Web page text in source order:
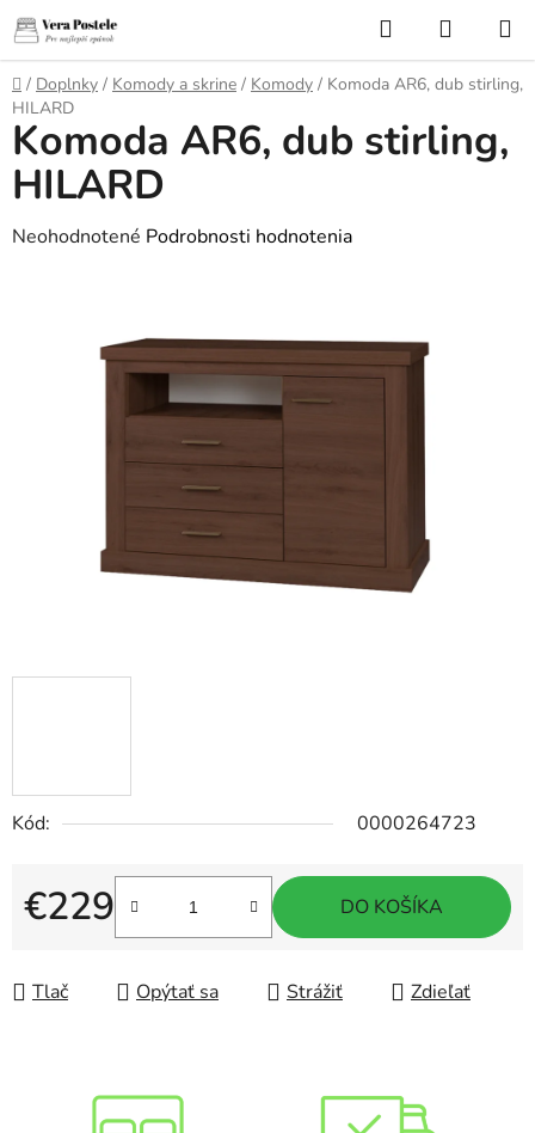
Prejsť
na
obsah
Hľadať
KOŠÍK
Domov
/ Doplnky / Komody a skrine / Komody / Komoda AR6, dub stirling,
HILARD
Kód: 0000264723
€229
Jednotková cena:
DO KOŠÍKA
Tlač Opýtať sa Strážiť Zdieľať
Komoda AR6, dub stirling,
HILARD
Priemerné
Neohodnotené Podrobnosti hodnotenia